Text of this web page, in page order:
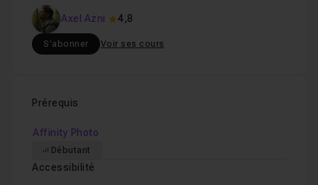
Axel Azni 4,8
S'abonner Voir ses cours
Prérequis
Affinity Photo
Débutant
Accessibilité